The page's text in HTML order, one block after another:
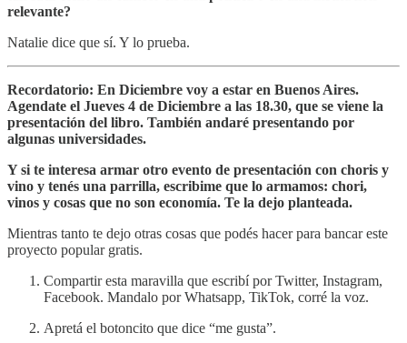
relevante?
Natalie dice que sí. Y lo prueba.
Recordatorio: En Diciembre voy a estar en Buenos Aires.
Agendate el Jueves 4 de Diciembre a las 18.30, que se viene la
presentación del libro. También andaré presentando por
algunas universidades.
Y si te interesa armar otro evento de presentación con choris y
vino y tenés una parrilla, escribime que lo armamos: chori,
vinos y cosas que no son economía. Te la dejo planteada.
Mientras tanto te dejo otras cosas que podés hacer para bancar este
proyecto popular gratis.
Compartir esta maravilla que escribí por Twitter, Instagram,
Facebook. Mandalo por Whatsapp, TikTok, corré la voz.
Apretá el botoncito que dice “me gusta”.